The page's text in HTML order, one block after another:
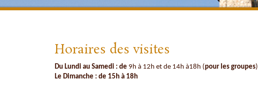
Horaires des visites
Du Lundi au Samedi : de 9h à 12h et de 14h à18h (pour les groupes)
Le Dimanche : de 15h à 18h